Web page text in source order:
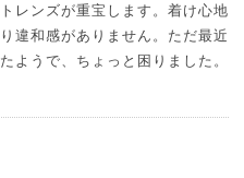
レンズが重宝します。着け心地
違和感がありません。ただ最近
ようで、ちょっと困りました。